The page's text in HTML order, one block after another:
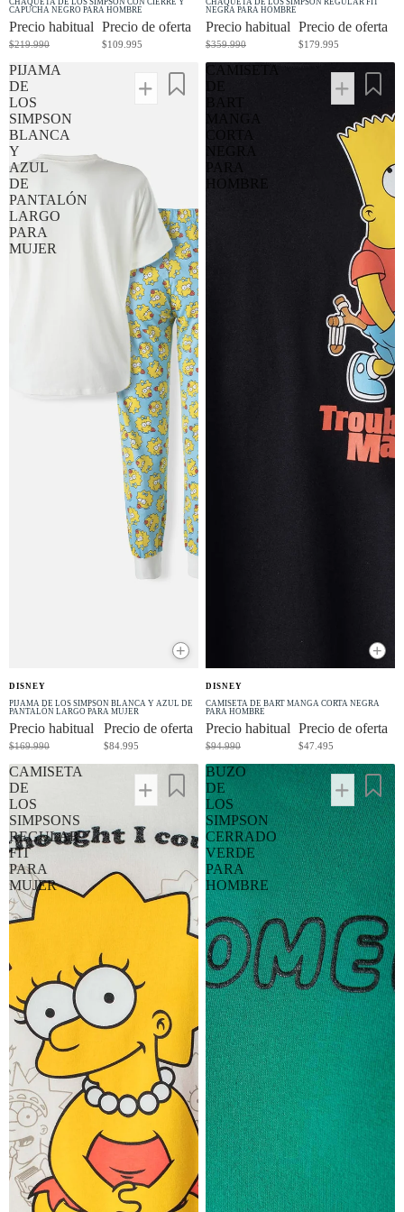
CHAQUETA DE LOS SIMPSON CON CIERRE Y
CAPUCHA NEGRO PARA HOMBRE
Precio de oferta
$109.995
Precio habitual
$219.990
CHAQUETA DE LOS SIMPSON REGULAR FIT
NEGRA PARA HOMBRE
Precio de oferta
$179.995
Precio habitual
$359.990
PIJAMA
DE
LOS
SIMPSON
BLANCA
Y
AZUL
DE
PANTALÓN
LARGO
PARA
MUJER
-50% OFF
+
DISNEY
PIJAMA DE LOS SIMPSON BLANCA Y AZUL DE
PANTALÓN LARGO PARA MUJER
Precio de oferta
$84.995
Precio habitual
$169.990
CAMISETA
DE
BART
MANGA
CORTA
NEGRA
PARA
HOMBRE
-50% OFF
+
DISNEY
CAMISETA DE BART MANGA CORTA NEGRA
PARA HOMBRE
Precio de oferta
$47.495
Precio habitual
$94.990
CAMISETA
DE
LOS
SIMPSONS
REGULAR
FIT
PARA
MUJER
BUZO
DE
LOS
SIMPSON
CERRADO
VERDE
PARA
HOMBRE